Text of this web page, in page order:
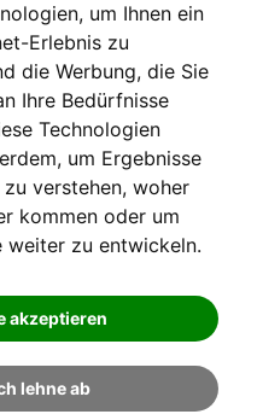
um Ihnen ein
Erlebnis zu
die Werbung, die Sie
Ihre Bedürfnisse
Technologien
um Ergebnisse
zu verstehen, woher
kommen oder um
weiter zu entwickeln.
akzeptieren
lehne ab
BLO24.at werben?
(0)664 2226600
Impressum
Datenschutz